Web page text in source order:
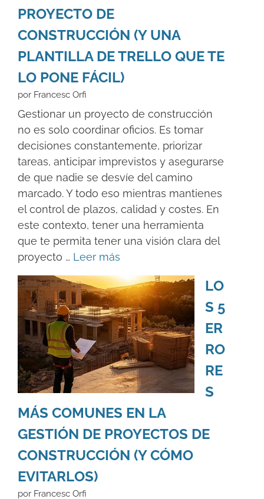
PROYECTO DE
CONSTRUCCIÓN (Y UNA
PLANTILLA DE TRELLO QUE TE
LO PONE FÁCIL)
por Francesc Orfi
Gestionar un proyecto de construcción
no es solo coordinar oficios. Es tomar
decisiones constantemente, priorizar
tareas, anticipar imprevistos y asegurarse
de que nadie se desvíe del camino
marcado. Y todo eso mientras mantienes
el control de plazos, calidad y costes. En
este contexto, tener una herramienta
que te permita tener una visión clara del
proyecto … Leer más
LO
S 5
ER
RO
RE
S
MÁS COMUNES EN LA
GESTIÓN DE PROYECTOS DE
CONSTRUCCIÓN (Y CÓMO
EVITARLOS)
por Francesc Orfi